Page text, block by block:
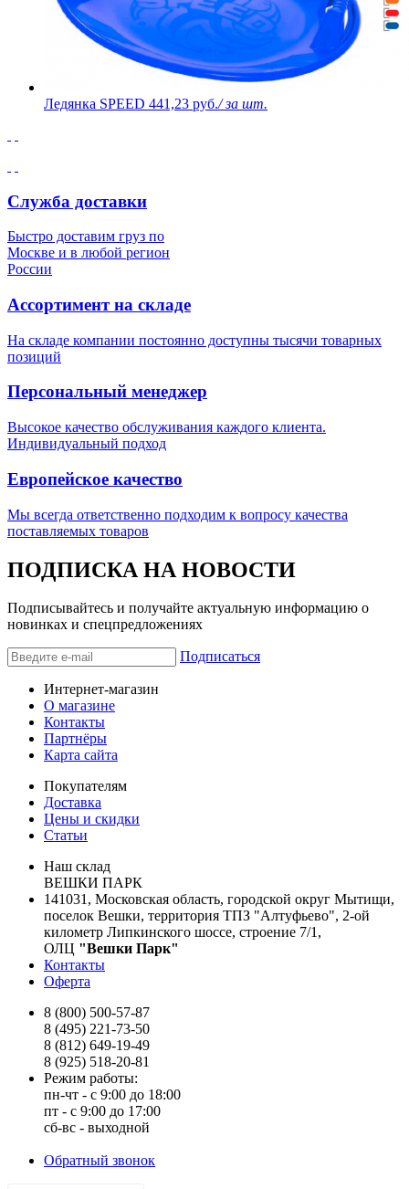
Ледянка SPEED 441,23 руб./ за шт.
Служба доставки
Быстро доставим груз по
Москве и в любой регион
России
Ассортимент на складе
На складе компании постоянно доступны тысячи товарных
позиций
Персональный менеджер
Высокое качество обслуживания каждого клиента.
Индивидуальный подход
Европейское качество
Мы всегда ответственно подходим к вопросу качества
поставляемых товаров
ПОДПИСКА НА НОВОСТИ
Подписывайтесь и получайте актуальную информацию о
новинках и спецпредложениях
Подписаться
Интернет-магазин
О магазине
Контакты
Партнёры
Карта сайта
Покупателям
Доставка
Цены и скидки
Статьи
Наш склад
ВЕШКИ ПАРК
141031, Московская область, городской округ Мытищи,
поселок Вешки, территория ТПЗ "Алтуфьево", 2-ой
километр Липкинского шоссе, строение 7/1,
ОЛЦ "Вешки Парк"
Контакты
Оферта
8 (800) 500-57-87
8 (495) 221-73-50
8 (812) 649-19-49
8 (925) 518-20-81
Режим работы:
пн-чт - с 9:00 до 18:00
пт - с 9:00 до 17:00
сб-вс - выходной
Обратный звонок